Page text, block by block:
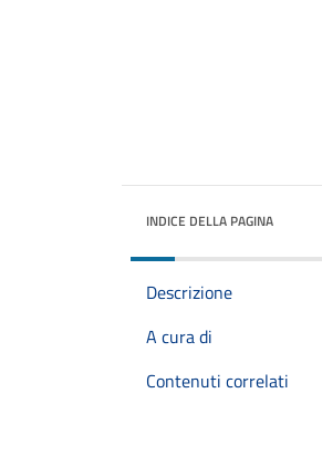
INDICE DELLA PAGINA
Descrizione
A cura di
Contenuti correlati